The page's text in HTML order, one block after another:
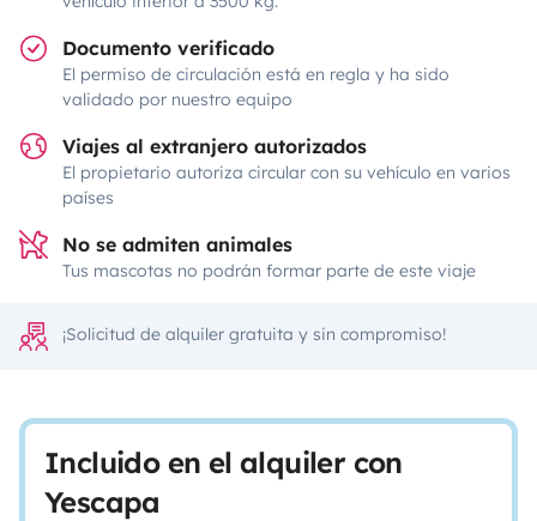
Documento verificado
El permiso de circulación está en regla y ha sido
validado por nuestro equipo
Viajes al extranjero autorizados
El propietario autoriza circular con su vehículo en varios
países
No se admiten animales
Tus mascotas no podrán formar parte de este viaje
¡Solicitud de alquiler gratuita y sin compromiso!
Incluido en el alquiler con
Yescapa